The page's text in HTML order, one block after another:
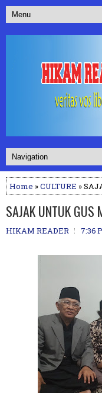
Home »CULTURE »
SAJAK UNTUK GUS
HIKAM READER 7:36